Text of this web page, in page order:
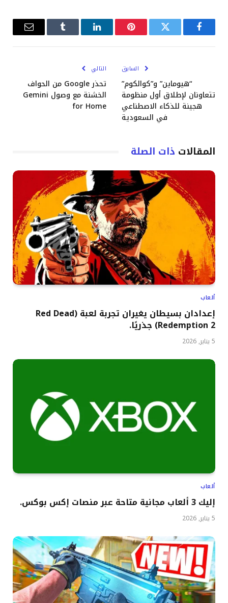
فيسبوكتويتر بينتيريستلينكدإن Tumblrالبريد
السابق
“هيوماين” و”كوالكوم”
تتعاونان لإطلاق أول منظومة
هجينة للذكاء الاصطناعي
في السعودية
التالي
تحذر Google من الحواف
الخشنة مع وصول Gemini
for Home
المقالات ذات الصلة
ألعاب
إعدادان بسيطان يغيران تجربة لعبة (Red Dead
Redemption 2) جذريًا.
5 يناير, 2026
ألعاب
إليك 3 ألعاب مجانية متاحة عبر منصات إكس بوكس.
5 يناير, 2026